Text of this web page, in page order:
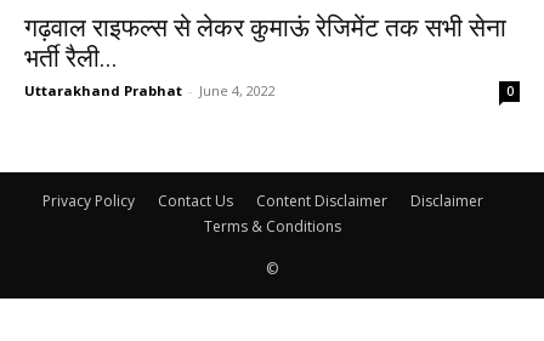
गढ़वाल राइफल्स से लेकर कुमाऊं रेजिमेंट तक सभी सेना
भर्ती रैली...
Uttarakhand Prabhat - June 4, 2022 0
Privacy Policy Contact Us Content Disclaimer
Disclaimer
Terms & Conditions
©